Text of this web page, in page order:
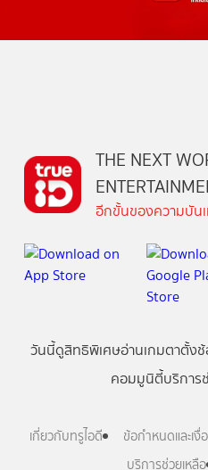
THE NEXT
อีกขั้นของความบัน
วันนี้ดูสิทธิพิเศษอ่านเกมตาตั้ง
คอมมูนิตี้บริการ
เกี่ยวกับทรูไอดี ข้อกำหนดและเงื่
บริการช่วยเหลือ